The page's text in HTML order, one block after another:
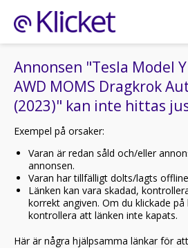
Annonsen "Tesla Model
AWD MOMS Dragkrok
(2023)" kan inte hittas
Exempel på orsaker:
Varan är redan såld och/eller
annonsen.
Varan har tillfälligt dolts/lagts
Länken kan vara skadad,
korrekt angiven. Om du klickade
kontrollera att länken inte kapats.
Här är några hjälpsamma länkar för